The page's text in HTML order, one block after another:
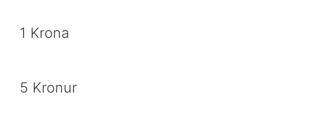
1 Krona
5 Kronur